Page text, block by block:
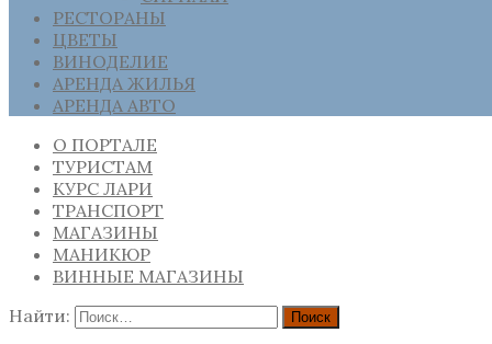
РЕСТОРАНЫ
ЦВЕТЫ
ВИНОДЕЛИЕ
АРЕНДА ЖИЛЬЯ
АРЕНДА АВТО
О ПОРТАЛЕ
ТУРИСТАМ
КУРС ЛАРИ
ТРАНСПОРТ
МАГАЗИНЫ
МАНИКЮР
ВИННЫЕ МАГАЗИНЫ
Найти: